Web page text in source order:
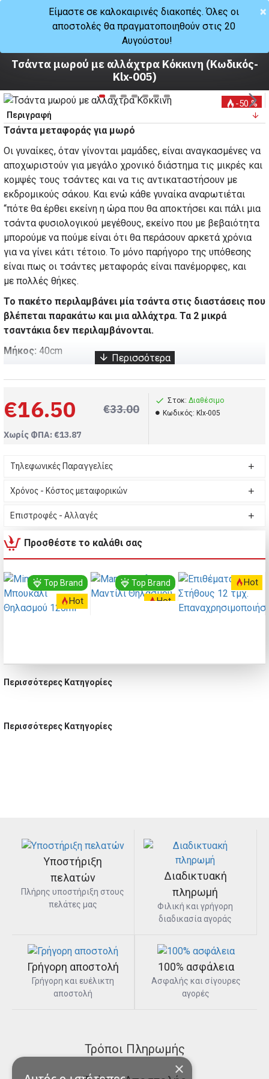
Μητέρα Τσάντες
Τσάντα μωρού με αλλάχτρα Κόκκινη (Κωδικός-
Klx-005)
-50 %
Περιγραφή
Τσάντα μεταφοράς για μωρό
Οι γυναίκες, όταν γίνονται μαμάδες, είναι αναγκασμένες να
αποχωριστούν για μεγάλο χρονικό διάστημα τις μικρές και
κομψές τους τσάντες και να τις αντικαταστήσουν με
εκδρομικούς σάκου. Και ενώ κάθε γυναίκα αναρωτιέται
“πότε θα έρθει εκείνη η ώρα που θα αποκτήσει και πάλι μια
τσάντα φυσιολογικού μεγέθους, εκείνο που με βεβαιότητα
μπορούμε να πούμε είναι ότι θα περάσουν αρκετά χρόνια
για να γίνει κάτι τέτοιο. Το μόνο παρήγορο της υπόθεσης
είναι πως οι τσάντες μεταφοράς είναι πανέμορφες, και
με πολλές θήκες.
Το πακέτο περιλαμβάνει μία τσάντα στις διαστάσεις που
βλέπεται παρακάτω και μια αλλάχτρα. Τα 2 μικρά
τσαντάκια δεν περιλαμβάνονται.
Μήκος: 40cm
Ύψος: 30 cm
Τσάντα μωρού με αλλάχτρα Κόκκινη (Κωδικός-Klx-005)
€16.50 €33.00
Χωρίς ΦΠΑ: €13.87
Στοκ: Διαθέσιμο
Kωδικός: Klx-005
Τηλεφωνικές Παραγγελίες
Χρόνος - Κόστος μεταφορικών
Επιστροφές - Αλλαγές
Προσθέστε το καλάθι σας
Hot
Top Brand
Hot
Top Brand Hot
Περισσότερες Κατηγορίες
Τσάντες
Περισσότερες Κατηγορίες
Μπάνιο Ύπνος
Υποστήριξη
πελατών
Πλήρης υποστήριξη στους
πελάτες μας
Διαδικτυακή
πληρωμή
Φιλική και γρήγορη
διαδικασία αγοράς
Γρήγορη αποστολή
Γρήγορη και ευέλικτη
αποστολή
100% ασφάλεια
Ασφαλής και σίγουρες
αγορές
Τρόποι Πληρωμής
×
×
Είμαστε σε καλοκαιρινές διακοπές. Όλες οι
αποστολές θα πραγματοποιηθούν στις 20
Αυγούστου!